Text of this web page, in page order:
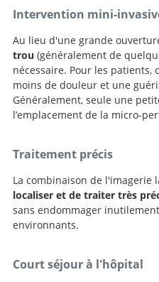
Intervention mini-
Au lieu d'une grande
trou (généralement de
nécessaire. Pour les patients,
moins de douleur et une
Généralement, seule une
l’emplacement de la micro-
Traitement précis
La combinaison de l'imagerie
localiser et de traiter très
sans endommager
environnants.
Court séjour à l'hôpital